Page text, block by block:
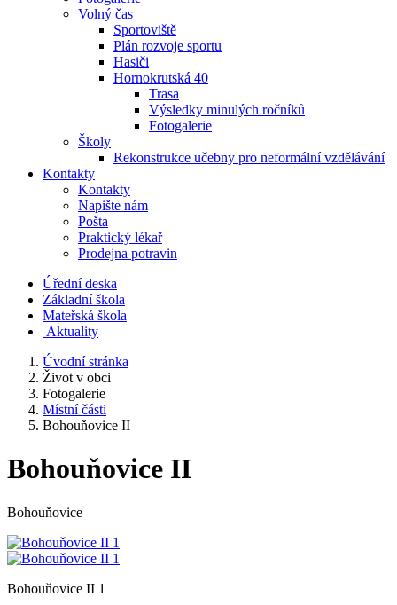
Volný čas
Sportoviště
Plán rozvoje sportu
Hasiči
Hornokrutská 40
Trasa
Výsledky minulých ročníků
Fotogalerie
Školy
Rekonstrukce učebny pro neformální vzdělávání
Kontakty
Kontakty
Napište nám
Pošta
Praktický lékař
Prodejna potravin
Úřední deska
Základní škola
Mateřská škola
Aktuality
Úvodní stránka
Život v obci
Fotogalerie
Místní části
Bohouňovice II
Bohouňovice II
Bohouňovice
Bohouňovice II 1